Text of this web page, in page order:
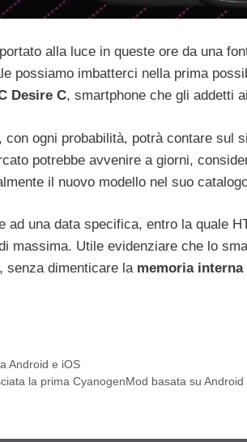
alla luce in queste ore da una
possiamo imbatterci nella prima
Desire C, smartphone che gli addetti
con ogni probabilità, potrà contare sul
potrebbe avvenire a giorni,
il nuovo modello nel suo
ad una data specifica, entro la quale
massima. Utile evidenziare che lo
, senza dimenticare la memoria interna
Android e iOS
la prima CyanogenMod basata su Android